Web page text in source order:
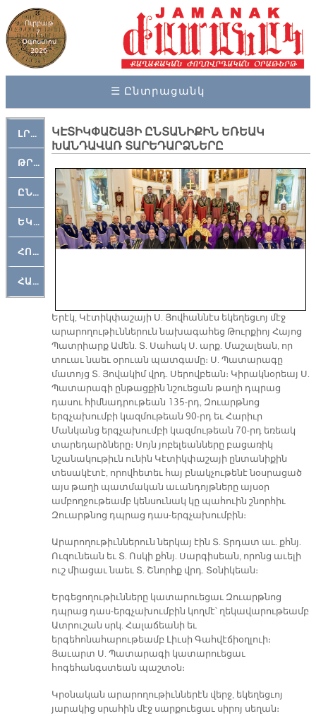
Ուրբաթ
7,
Օգոստոս
2026
☰ Ընտրացանկ
ԼՐԱՀՈՍ
ԹՐՔԱՀԱՅ ԿԵԱՆՔ
ԸՆԿԵՐԱՄՇԱԿՈՒԹԱՅԻՆ
ԵԿԵՂԵՑԱԿԱՆ
ՀՈԳԵՄՏԱՒՈՐ
ՀԱՐԹԱԿ
ԿԷՏԻԿՓԱՇԱՅԻ ԸՆՏԱՆԻՔԻՆ ԵՌԵԱԿ
ԽԱՆԴԱՎԱՌ ՏԱՐԵԴԱՐՁՆԵՐԸ
Երէկ, Կէտիկփաշայի Ս. Յովհաննէս եկեղեցւոյ մէջ
արարողութիւններուն նախագահեց Թուրքիոյ Հայոց
Պատրիարք Ամեն. Տ. Սահակ Ս. արք. Մաշալեան, որ
տուաւ նաեւ օրուան պատգամը։ Ս. Պատարագը
մատոյց Տ. Յովակիմ վրդ. Սերովբեան։ Կիրակնօրեայ Ս.
Պատարագի ընթացքին նշուեցան թաղի դպրաց
դասու հիմնադրութեան 135-րդ, Զուարթնոց
երգչախումբի կազմութեան 90-րդ եւ Հարիւր
Մանկանց երգչախումբի կազմութեան 70-րդ եռեակ
տարեդարձները։ Սոյն յոբելեանները բացառիկ
նշանակութիւն ունին Կէտիկփաշայի ընտանիքին
տեսակէտէ, որովհետեւ հայ բնակչութենէ նօսրացած
այս թաղի պատմական աւանդոյթները այսօր
ամբողջութեամբ կենսունակ կը պահուին շնորհիւ
Զուարթնոց դպրաց դաս-երգչախումբին։
Արարողութիւններուն ներկայ էին Տ. Տրդատ աւ. քհնյ.
Ուզունեան եւ Տ. Ոսկի քհնյ. Սարգիսեան, որոնց աւելի
ուշ միացաւ նաեւ Տ. Շնորհք վրդ. Տօնիկեան։
Երգեցողութիւնները կատարուեցաւ Զուարթնոց
դպրաց դաս-երգչախումբին կողմէ՝ ղեկավարութեամբ
Ատրուշան սրկ. Հալաճեանի եւ
երգեհոնահարութեամբ Լիւսի Գահվէճիօղլուի։
Յաւարտ Ս. Պատարագի կատարուեցաւ
հոգեհանգստեան պաշտօն։
Կրօնական արարողութիւններէն վերջ, եկեղեցւոյ
յարակից սրահին մէջ սարքուեցաւ սիրոյ սեղան։